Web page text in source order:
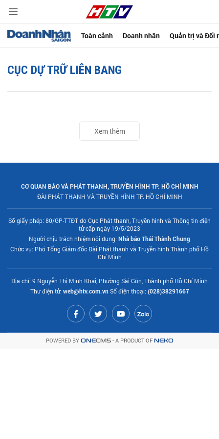
Toàn cảnh Doanh nhân Quản trị và Đổi
CỤC DỰ TRỮ LIÊN BANG
Xem thêm
CƠ QUAN BÁO VÀ PHÁT THANH, TRUYỀN HÌNH TP. HỒ CHÍ MINH
ĐÀI PHÁT THANH VÀ TRUYỀN HÌNH TP. HỒ CHÍ MINH
Số giấy phép: 80/GP-TTĐT do Cục Phát thanh, Truyền hình và Thông tin điện
tử cấp ngày 19/5/2023
Người chịu trách nhiệm nội dung: Nhà báo Thái Thành Chung
Chức vụ: Phó Tổng Giám đốc Đài Phát thanh và Truyền hình Thành phố Hồ
Chí Minh
Địa chỉ: 9 Nguyễn Thị Minh Khai, Phường Sài Gòn, Thành phố Hồ Chí Minh
Thư điện tử: web@htv.com.vnSố điện thoại: (028)38291667
POWERED BY ONECMS- A PRODUCT OF NEKO